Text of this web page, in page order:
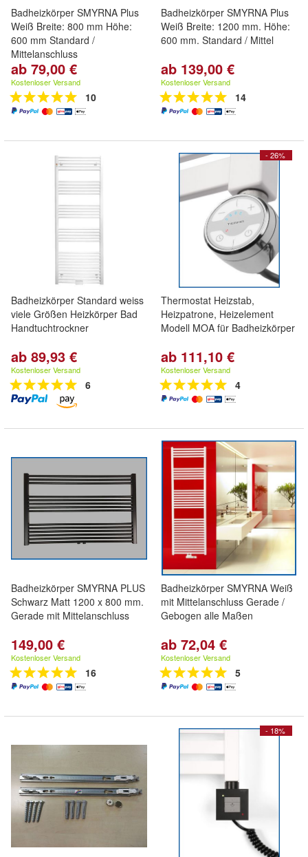
Badheizkörper SMYRNA Plus
Weiß Breite: 800 mm Höhe:
600 mm Standard /
Mittelanschluss
ab 79,00 €
Kostenloser Versand
10
Badheizkörper SMYRNA Plus
Weiß Breite: 1200 mm. Höhe:
600 mm. Standard / Mittel
ab 139,00 €
Kostenloser Versand
14
Badheizkörper Standard weiss
viele Größen Heizkörper Bad
Handtuchtrockner
ab 89,93 €
Kostenloser Versand
6
- 26%
Thermostat Heizstab,
Heizpatrone, Heizelement
Modell MOA für Badheizkörper
ab 111,10 €
Kostenloser Versand
4
Badheizkörper SMYRNA PLUS
Schwarz Matt 1200 x 800 mm.
Gerade mit Mittelanschluss
149,00 €
Kostenloser Versand
16
Badheizkörper SMYRNA Weiß
mit Mittelanschluss Gerade /
Gebogen alle Maßen
ab 72,04 €
Kostenloser Versand
5
- 18%